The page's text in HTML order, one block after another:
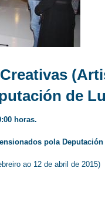
de
horas.
pola Deputación
ao 12 de abril de 2015)